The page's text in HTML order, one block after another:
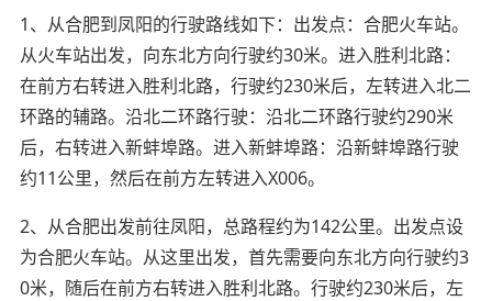
1、从合肥到凤阳的行驶路线如下：出发点：合肥火车站。
从火车站出发，向东北方向行驶约30米。进入胜利北路：
在前方右转进入胜利北路，行驶约230米后，左转进入北二
环路的辅路。沿北二环路行驶：沿北二环路行驶约290米
后，右转进入新蚌埠路。进入新蚌埠路：沿新蚌埠路行驶
约11公里，然后在前方左转进入X006。
2、从合肥出发前往凤阳，总路程约为142公里。出发点设
为合肥火车站。从这里出发，首先需要向东北方向行驶约3
0米，随后在前方右转进入胜利北路。行驶约230米后，左